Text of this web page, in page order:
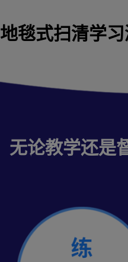
地毯式扫清学
无论教学还是